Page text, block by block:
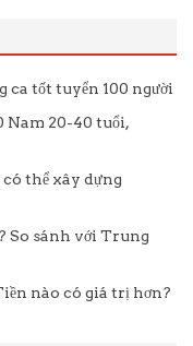
ca tốt tuyển 100 người
Nam 20-40 tuổi,
thể xây dựng
So sánh với Trung
nào có giá trị hơn?